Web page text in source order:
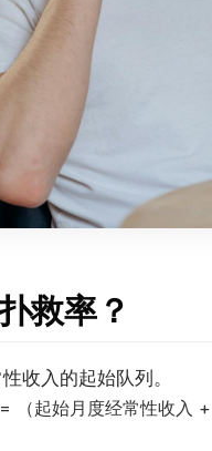
救率？
收入的起始队列。
= （起始月度经常性收入